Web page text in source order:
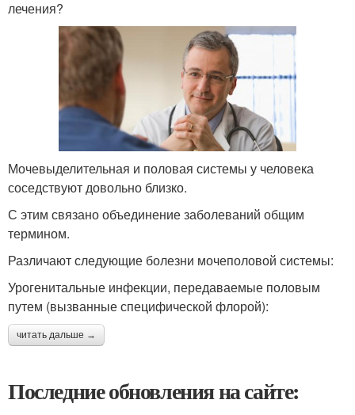
лечения?
Мочевыделительная и половая системы у человека
соседствуют довольно близко.
С этим связано объединение заболеваний общим
термином.
Различают следующие болезни мочеполовой системы:
Урогенитальные инфекции, передаваемые половым
путем (вызванные специфической флорой):
читать дальше →
Последние обновления на сайте: